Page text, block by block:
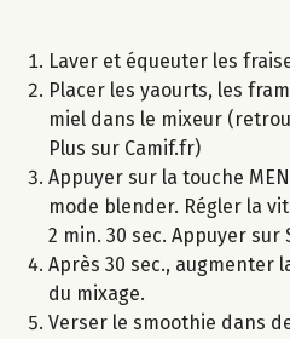
Laver et équeuter les
Placer les yaourts, les
miel dans le mixeur
Plus sur Camif.fr)
Appuyer sur la touche
mode blender. Régler la
2 min. 30 sec. Appuyer sur
Après 30 sec., augmenter
du mixage.
Verser le smoothie dans